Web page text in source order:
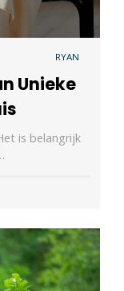
RYAN
Unieke
is belangrijk